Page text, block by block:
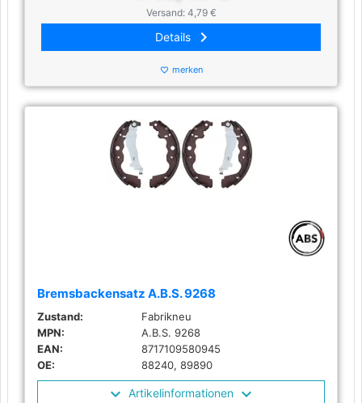
Versand: 4,79 €
Details keyboard_arrow_right
favorite_border merken
Bremsbackensatz A.B.S. 9268
Zustand:
Fabrikneu
MPN:
A.B.S. 9268
EAN:
8717109580945
OE:
88240, 89890
Artikelinformationen